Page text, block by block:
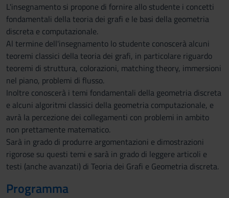
L'insegnamento si propone di fornire allo studente i concetti
fondamentali della teoria dei grafi e le basi della geometria
discreta e computazionale.
Al termine dell'insegnamento lo studente conoscerà alcuni
teoremi classici della teoria dei grafi, in particolare riguardo
teoremi di struttura, colorazioni, matching theory, immersioni
nel piano, problemi di flusso.
Inoltre conoscerà i temi fondamentali della geometria discreta
e alcuni algoritmi classici della geometria computazionale, e
avrà la percezione dei collegamenti con problemi in ambito
non prettamente matematico.
Sarà in grado di produrre argomentazioni e dimostrazioni
rigorose su questi temi e sarà in grado di leggere articoli e
testi (anche avanzati) di Teoria dei Grafi e Geometria discreta.
Programma